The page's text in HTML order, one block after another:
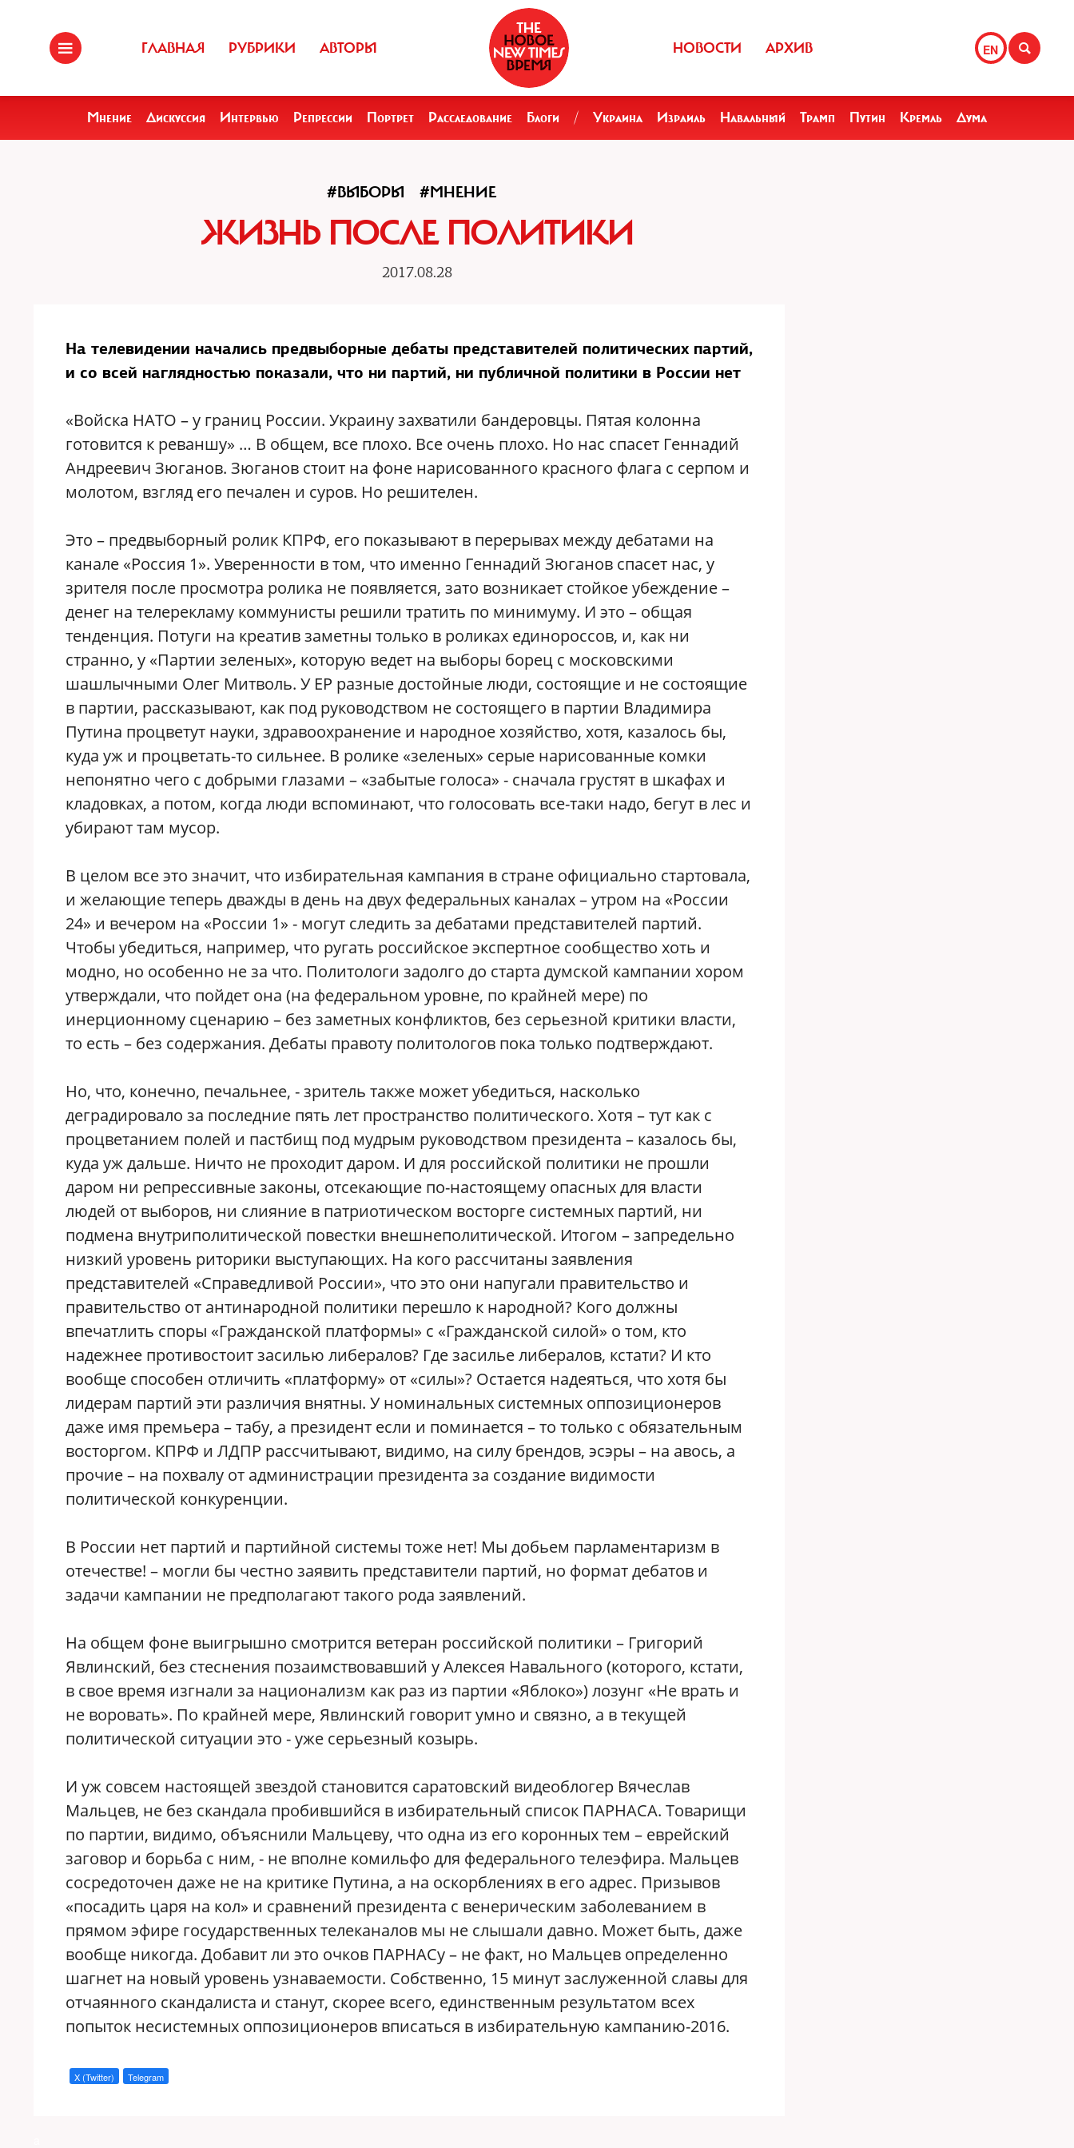
ГЛАВНАЯ РУБРИКИ АВТОРЫ EN
НОВОСТИ АРХИВ
Мнение Дискуссия Интервью Репрессии Портрет Расследование Блоги / Украина Израиль Навальный Трамп Путин Кремль Дума
#ВЫБОРЫ #МНЕНИЕ
ЖИЗНЬ ПОСЛЕ ПОЛИТИКИ
2017.08.28
На телевидении начались предвыборные дебаты представителей политических партий,
и со всей наглядностью показали, что ни партий, ни публичной политики в России нет
«Войска НАТО – у границ России. Украину захватили бандеровцы. Пятая колонна
готовится к реваншу» … В общем, все плохо. Все очень плохо. Но нас спасет Геннадий
Андреевич Зюганов. Зюганов стоит на фоне нарисованного красного флага с серпом и
молотом, взгляд его печален и суров. Но решителен.
Это – предвыборный ролик КПРФ, его показывают в перерывах между дебатами на
канале «Россия 1». Уверенности в том, что именно Геннадий Зюганов спасет нас, у
зрителя после просмотра ролика не появляется, зато возникает стойкое убеждение –
денег на телерекламу коммунисты решили тратить по минимуму. И это – общая
тенденция. Потуги на креатив заметны только в роликах единороссов, и, как ни
странно, у «Партии зеленых», которую ведет на выборы борец с московскими
шашлычными Олег Митволь. У ЕР разные достойные люди, состоящие и не состоящие
в партии, рассказывают, как под руководством не состоящего в партии Владимира
Путина процветут науки, здравоохранение и народное хозяйство, хотя, казалось бы,
куда уж и процветать-то сильнее. В ролике «зеленых» серые нарисованные комки
непонятно чего с добрыми глазами – «забытые голоса» - сначала грустят в шкафах и
кладовках, а потом, когда люди вспоминают, что голосовать все-таки надо, бегут в лес и
убирают там мусор.
В целом все это значит, что избирательная кампания в стране официально стартовала,
и желающие теперь дважды в день на двух федеральных каналах – утром на «России
24» и вечером на «России 1» - могут следить за дебатами представителей партий.
Чтобы убедиться, например, что ругать российское экспертное сообщество хоть и
модно, но особенно не за что. Политологи задолго до старта думской кампании хором
утверждали, что пойдет она (на федеральном уровне, по крайней мере) по
инерционному сценарию – без заметных конфликтов, без серьезной критики власти,
то есть – без содержания. Дебаты правоту политологов пока только подтверждают.
Но, что, конечно, печальнее, - зритель также может убедиться, насколько
деградировало за последние пять лет пространство политического. Хотя – тут как с
процветанием полей и пастбищ под мудрым руководством президента – казалось бы,
куда уж дальше. Ничто не проходит даром. И для российской политики не прошли
даром ни репрессивные законы, отсекающие по-настоящему опасных для власти
людей от выборов, ни слияние в патриотическом восторге системных партий, ни
подмена внутриполитической повестки внешнеполитической. Итогом – запредельно
низкий уровень риторики выступающих. На кого рассчитаны заявления
представителей «Справедливой России», что это они напугали правительство и
правительство от антинародной политики перешло к народной? Кого должны
впечатлить споры «Гражданской платформы» с «Гражданской силой» о том, кто
надежнее противостоит засилью либералов? Где засилье либералов, кстати? И кто
вообще способен отличить «платформу» от «силы»? Остается надеяться, что хотя бы
лидерам партий эти различия внятны. У номинальных системных оппозиционеров
даже имя премьера – табу, а президент если и поминается – то только с обязательным
восторгом. КПРФ и ЛДПР рассчитывают, видимо, на силу брендов, эсэры – на авось, а
прочие – на похвалу от администрации президента за создание видимости
политической конкуренции.
В России нет партий и партийной системы тоже нет! Мы добьем парламентаризм в
отечестве! – могли бы честно заявить представители партий, но формат дебатов и
задачи кампании не предполагают такого рода заявлений.
На общем фоне выигрышно смотрится ветеран российской политики – Григорий
Явлинский, без стеснения позаимствовавший у Алексея Навального (которого, кстати,
в свое время изгнали за национализм как раз из партии «Яблоко») лозунг «Не врать и
не воровать». По крайней мере, Явлинский говорит умно и связно, а в текущей
политической ситуации это - уже серьезный козырь.
И уж совсем настоящей звездой становится саратовский видеоблогер Вячеслав
Мальцев, не без скандала пробившийся в избирательный список ПАРНАСА. Товарищи
по партии, видимо, объяснили Мальцеву, что одна из его коронных тем – еврейский
заговор и борьба с ним, - не вполне комильфо для федерального телеэфира. Мальцев
сосредоточен даже не на критике Путина, а на оскорблениях в его адрес. Призывов
«посадить царя на кол» и сравнений президента с венерическим заболеванием в
прямом эфире государственных телеканалов мы не слышали давно. Может быть, даже
вообще никогда. Добавит ли это очков ПАРНАСу – не факт, но Мальцев определенно
шагнет на новый уровень узнаваемости. Собственно, 15 минут заслуженной славы для
отчаянного скандалиста и станут, скорее всего, единственным результатом всех
попыток несистемных оппозиционеров вписаться в избирательную кампанию-2016.
X (Twitter) Telegram